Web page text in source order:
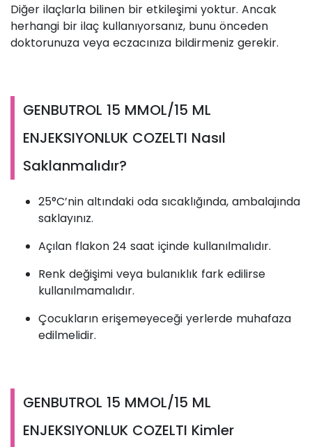
Diğer ilaçlarla bilinen bir etkileşimi yoktur. Ancak
herhangi bir ilaç kullanıyorsanız, bunu önceden
doktorunuza veya eczacınıza bildirmeniz gerekir.
GENBUTROL 15 MMOL/15 ML
ENJEKSIYONLUK COZELTI Nasıl
Saklanmalıdır?
25°C’nin altındaki oda sıcaklığında, ambalajında
saklayınız.
Açılan flakon 24 saat içinde kullanılmalıdır.
Renk değişimi veya bulanıklık fark edilirse
kullanılmamalıdır.
Çocukların erişemeyeceği yerlerde muhafaza
edilmelidir.
GENBUTROL 15 MMOL/15 ML
ENJEKSIYONLUK COZELTI Kimler